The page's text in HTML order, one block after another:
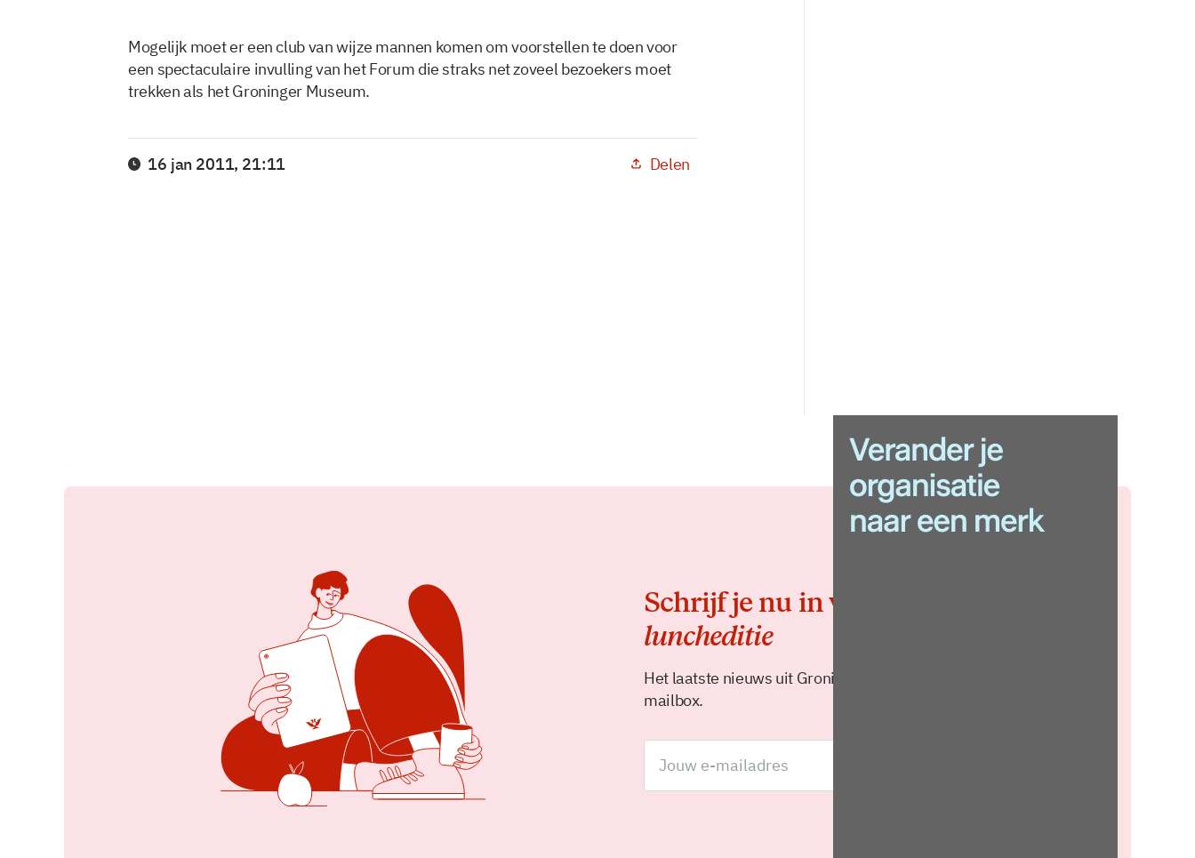
Mogelijk moet er een club van wijze mannen komen om voorstellen te doen voor
een spectaculaire invulling van het Forum die straks net zoveel bezoekers moet
trekken als het Groninger Museum.
16 jan 2011, 21:11 Delen
Schrijf je nu in voor de
luncheditie
Het laatste nieuws uit Groningen elke middag in je
mailbox.